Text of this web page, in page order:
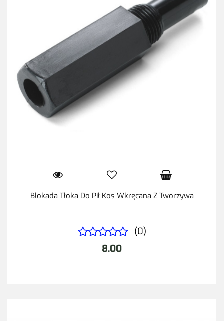
Blokada Tłoka Do Pił Kos Wkręcana Z Tworzywa
(0)
8.00